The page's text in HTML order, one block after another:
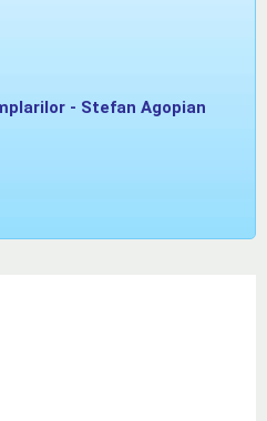
- Stefan Agopian